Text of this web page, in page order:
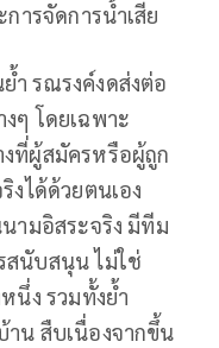
ารจัดการน้ำเสีย
ำ รณรงค์งดส่งต่อ
ๆ โดยเฉพาะ
ที่ผู้สมัครหรือผู้ถูก
งได้ด้วยตนเอง
ามอิสระจริง มีทีม
สนับสนุน ไม่ใช่
นึ่ง รวมทั้งย้ำ
น สืบเนื่องจากขึ้น